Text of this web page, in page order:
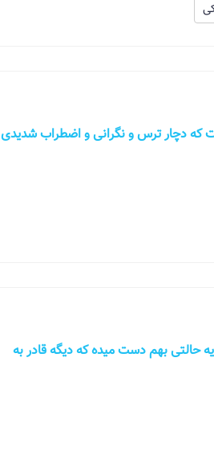
وقتی هست که دچار ترس و نگرانی و اضطراب شدیدی
یه حالتی بهم دست میده که دیگه قادر به